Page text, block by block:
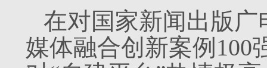
在对国家新闻出版
媒体融合创新案例100